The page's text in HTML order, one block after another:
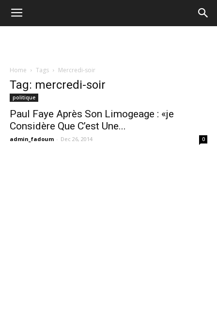
Home Tags Mercredi-soir
Tag: mercredi-soir
politique
Paul Faye Après Son Limogeage : «je
Considère Que C’est Une...
admin_fadoum - Dec 26, 2014 0